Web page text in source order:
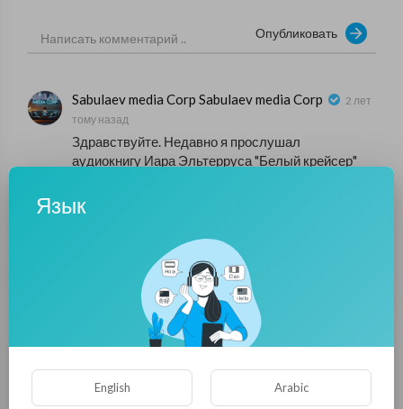
Опубликовать
Sabulaev media Corp Sabulaev media Corp
2 лет
тому назад
Здравствуйте. Недавно я прослушал
аудиокнигу Иара Эльтерруса "Белый крейсер"
Главный герой романа, старший лейтенант
Красной Армии Алексей Коршунов, случайно
попадает в далекое будущее (причем
безвозвратно) прямиком из 1943 года, где также
случайно оказывается на борту имперского
космического крейсера, принадлежавшего
Росской Империи, под которой
подразумевается Россия, только в будущем. По
воле судьбы, искусственный интеллект
крейсера признает Алексея своим капитаном,
что автоматически делает его императором
Язык
English Arabic